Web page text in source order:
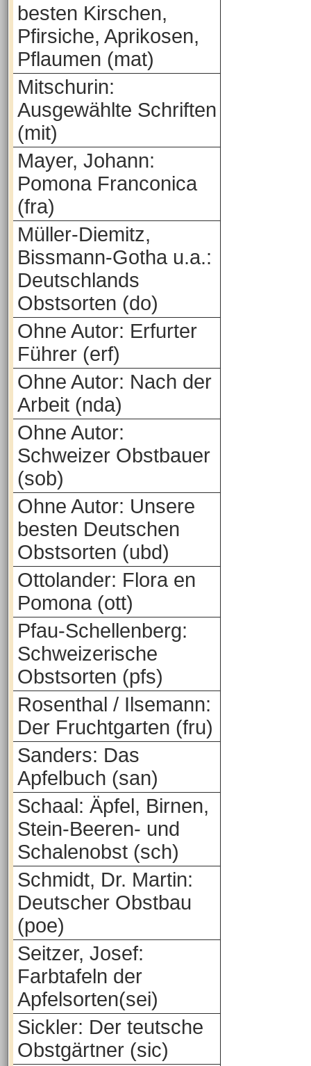
besten Kirschen,
Pfirsiche, Aprikosen,
Pflaumen (mat)
Mitschurin:
Ausgewählte Schriften
(mit)
Mayer, Johann:
Pomona Franconica
(fra)
Müller-Diemitz,
Bissmann-Gotha u.a.:
Deutschlands
Obstsorten (do)
Ohne Autor: Erfurter
Führer (erf)
Ohne Autor: Nach der
Arbeit (nda)
Ohne Autor:
Schweizer Obstbauer
(sob)
Ohne Autor: Unsere
besten Deutschen
Obstsorten (ubd)
Ottolander: Flora en
Pomona (ott)
Pfau-Schellenberg:
Schweizerische
Obstsorten (pfs)
Rosenthal / Ilsemann:
Der Fruchtgarten (fru)
Sanders: Das
Apfelbuch (san)
Schaal: Äpfel, Birnen,
Stein-Beeren- und
Schalenobst (sch)
Schmidt, Dr. Martin:
Deutscher Obstbau
(poe)
Seitzer, Josef:
Farbtafeln der
Apfelsorten(sei)
Sickler: Der teutsche
Obstgärtner (sic)